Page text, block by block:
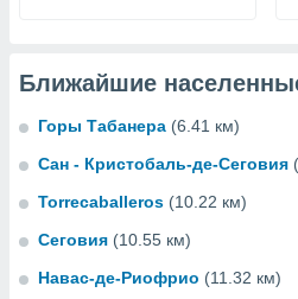
Ближайшие
Горы Табанера (6.41 км)
Сан - Кристобаль-де-Сеговия
Torrecaballeros (10.22 км)
Сеговия (10.55 км)
Навас-де-Риофрио (11.32 км)